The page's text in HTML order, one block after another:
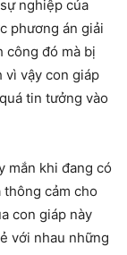
nghiệp của
phương án giải
công đó mà bị
vì vậy con giáp
tin tưởng vào
mắn khi đang có
cảm cho
con giáp này
với nhau những